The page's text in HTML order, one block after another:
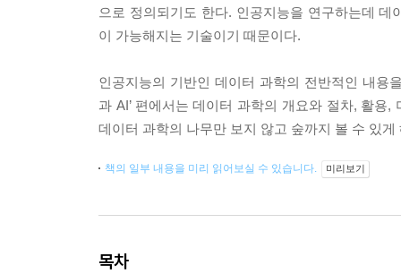
으로 정의되기도 한다. 인공지능을 연구하는데
이 가능해지는 기술이기 때문이다.
인공지능의 기반인 데이터 과학의 전반적인 내용
과 AI’ 편에서는 데이터 과학의 개요와 절차, 활
데이터 과학의 나무만 보지 않고 숲까지 볼 수 있게
책의 일부 내용을 미리 읽어보실 수 있습니다. 미리보기
목차